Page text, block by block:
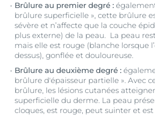
Brûlure au premier degré :
brûlure superficielle », cette brûlure
sévère et n’affecte que la couche
plus externe) de la peau. La peau
mais elle est rouge (blanche lorsque
dessus), gonflée et douloureuse.
Brûlure au deuxième degré :
brûlure d'épaisseur partielle ». Avec
brûlure, les lésions cutanées
superficielle du derme. La peau
cloques, est rouge, peut suinter et